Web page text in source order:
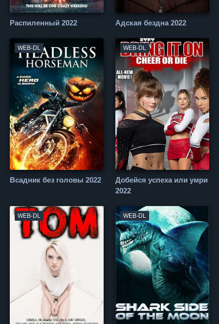
Распиленный 2022 Адская бездна 2022
WEB-DL
Всадник без головы 2022
WEB-DL
Добейся успеха или умри
2022
WEB-DL WEB-DL